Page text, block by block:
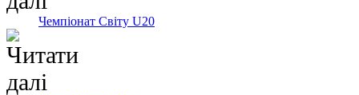
Чемпіонат Світу U20